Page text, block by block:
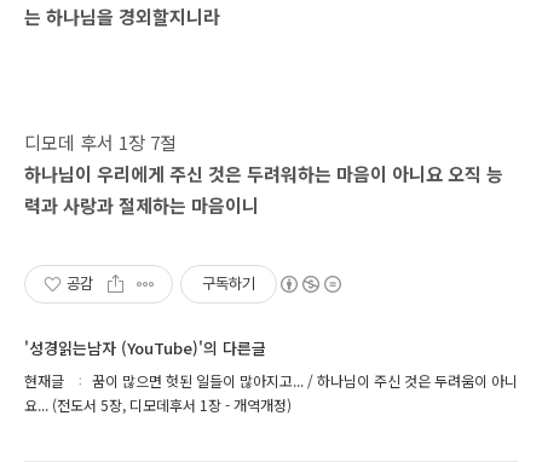
는 하나님을 경외할지니라
디모데 후서 1장 7절
하나님이 우리에게 주신 것은 두려워하는 마음이 아니요 오직 능
력과 사랑과 절제하는 마음이니
공감 구독하기
'성경읽는남자 (YouTube)'의 다른글
현재글
꿈이 많으면 헛된 일들이 많아지고... / 하나님이 주신 것은 두려움이 아니
요... (전도서 5장, 디모데후서 1장 - 개역개정)